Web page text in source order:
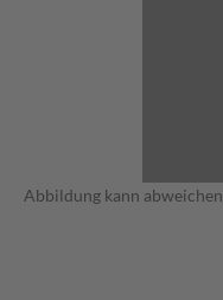
Abbildung kann abweichen